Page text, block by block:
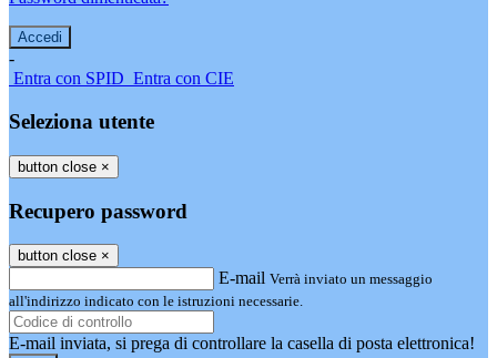
-
Entra con SPID Entra con CIE
Seleziona utente
button close ×
Recupero password
button close ×
E-mail Verrà inviato un messaggio
all'indirizzo indicato con le istruzioni necessarie.
E-mail inviata, si prega di controllare la casella di posta elettronica!